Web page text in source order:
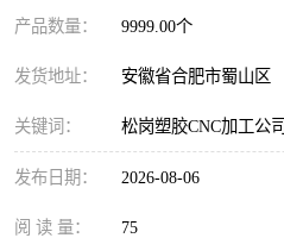
产品数量： 9999.00个
发货地址： 安徽省合肥市蜀山区
关键词： 松岗塑胶CNC加工公司
发布日期： 2026-08-06
阅 读 量： 75